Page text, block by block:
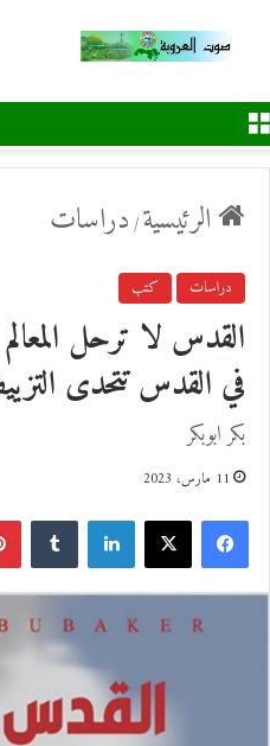
الرئيسية/ دراسات
دراسات كتب
القدس لا ترحل
في القدس تتحدى
بكر ابوبكر
11 مارس، 2023
ي
X
ي
ن
ك
T
u
m